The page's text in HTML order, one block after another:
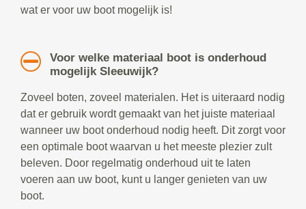
wat er voor uw boot mogelijk is!
Voor welke materiaal boot is onderhoud
mogelijk Sleeuwijk?
Zoveel boten, zoveel materialen. Het is uiteraard nodig
dat er gebruik wordt gemaakt van het juiste materiaal
wanneer uw boot onderhoud nodig heeft. Dit zorgt voor
een optimale boot waarvan u het meeste plezier zult
beleven. Door regelmatig onderhoud uit te laten
voeren aan uw boot, kunt u langer genieten van uw
boot.